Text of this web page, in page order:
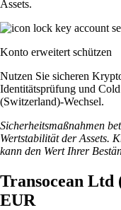
Assets.
Konto erweitert schützen
Nutzen Sie sicheren
Identitätsprüfung und
(Switzerland)-Wechsel.
Sicherheitsmaßnahmen
Wertstabilität der Assets.
kann den Wert Ihrer
Transocean
EUR